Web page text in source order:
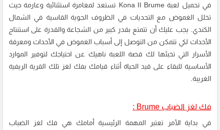
في تحميل لعبة Kona II Brume تستعد لمغامرة استثنائية وعارمة حيث
تخلل الغموض مع التحديات في الظروف الجوية القاسية في الشمال
الكندي. يجب عليك أن تتمتع بقدر كبير من الشجاعة والقدرة على استنتاج
الأحداث لكي تتمكن من التوصل إلى أسباب الغموض في الأحداث ومعرفة
الأسرار التي تخبئها لك قصة اللعبة ناهيك عن احتياجك لتوفير الموارد
الأساسية للبقاء على قيد الحياة أثناء قيامك بفك لغز تلك القرية الريفية
الغريبة.
فك لغز الضباب Brume :
في بداية الأمر تعتبر المهمة الرئيسية أمامك هي فك لغز الضباب